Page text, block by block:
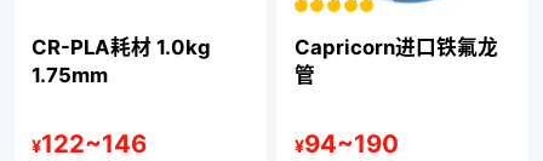
CR-PLA耗材 1.0kg
1.75mm
¥122~146
Capricorn进口铁氟龙
管
¥94~190